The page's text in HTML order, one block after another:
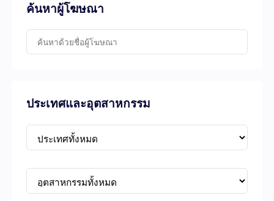
ค้นหาผู้โฆษณา
ประเทศและอุตสาหกรรม